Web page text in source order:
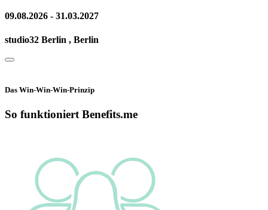
09.08.2026 - 31.03.2027
studio32 Berlin , Berlin
Das Win-Win-Win-Prinzip
So funktioniert Benefits.me